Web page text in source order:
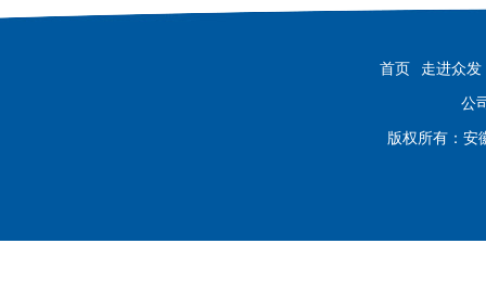
首页 走进众发
公
版权所有：安